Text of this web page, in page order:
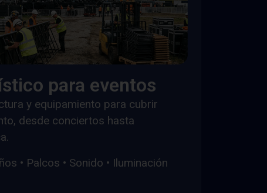
para eventos
y equipamiento para cubrir
desde conciertos hasta
• Palcos • Sonido • Iluminación